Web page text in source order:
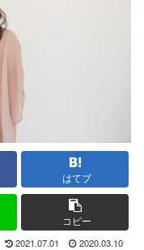
はてブ
コピー
2021.07.01 2020.03.10